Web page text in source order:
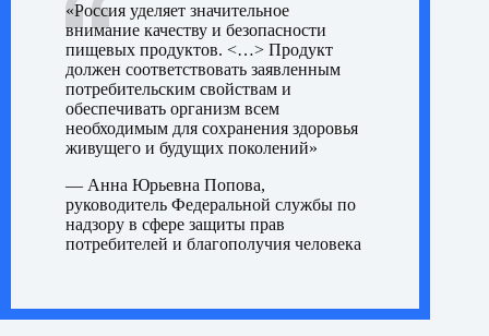
«Россия уделяет значительное
внимание качеству и безопасности
пищевых продуктов. <…> Продукт
должен соответствовать заявленным
потребительским свойствам и
обеспечивать организм всем
необходимым для сохранения здоровья
живущего и будущих поколений»
— Анна Юрьевна Попова,
руководитель Федеральной службы по
надзору в сфере защиты прав
потребителей и благополучия человека